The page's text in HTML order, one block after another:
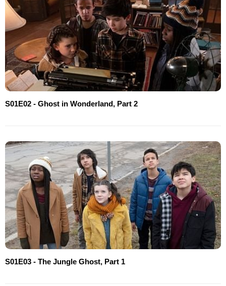
S01E02 - Ghost in Wonderland, Part 2
S01E03 - The Jungle Ghost, Part 1